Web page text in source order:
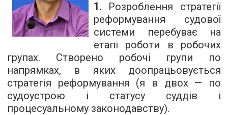
1. Розроблення стратегії
реформування судової
системи перебуває на
етапі роботи в робочих
групах. Створено робочі групи по
напрямках, в яких доопрацьовується
стратегія реформування (я в двох — по
судоустрою і статусу суддів і
процесуальному законодавству).